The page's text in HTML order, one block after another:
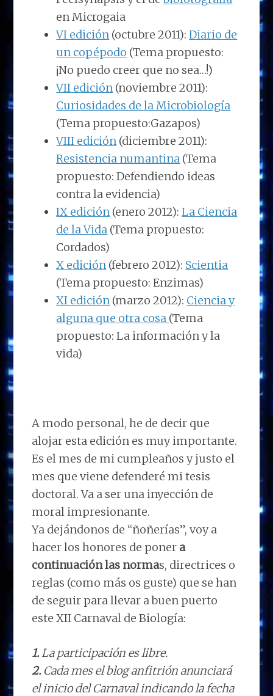
en Microgaia
VI edición (octubre 2011):Diario de
un copépodo (Tema propuesto:
¡No puedo creer que no sea…!)
VII edición (noviembre 2011):
Curiosidades de la Microbiología
(Tema propuesto:Gazapos)
VIII edición (diciembre 2011):
Resistencia numantina (Tema
propuesto: Defendiendo ideas
contra la evidencia)
IX edición (enero 2012):La Ciencia
de la Vida (Tema propuesto:
Cordados)
X edición (febrero 2012): Scientia
(Tema propuesto: Enzimas)
XI edición (marzo 2012): Ciencia y
alguna que otra cosa (Tema
propuesto: La información y la
vida)
A modo personal, he de decir que
alojar esta edición es muy importante.
Es el mes de mi cumpleaños y justo el
mes que viene defenderé mi tesis
doctoral. Va a ser una inyección de
moral impresionante.
Ya dejándonos de “ñoñerías”, voy a
hacer los honores de poner a
continuación las normas, directrices o
reglas (como más os guste) que se han
de seguir para llevar a buen puerto
este XII Carnaval de Biología:
1.La participación es libre.
2.Cada mes el blog anfitrión anunciará
el inicio del Carnaval indicando la fecha